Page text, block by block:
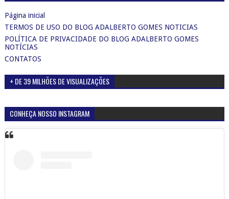
Página inicial
TERMOS DE USO DO BLOG ADALBERTO GOMES NOTICIAS
POLÍTICA DE PRIVACIDADE DO BLOG ADALBERTO GOMES
NOTÍCIAS
CONTATOS
+ DE 39 MILHÕES DE VISUALIZAÇÕES
CONHEÇA NOSSO INSTAGRAM